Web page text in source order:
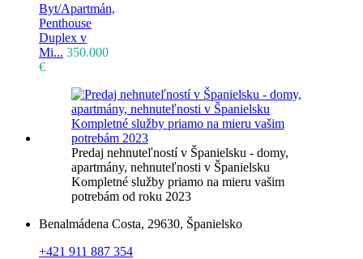
Byt/Apartmán,
Penthouse
Duplex v
Mi... 350.000
€
Predaj nehnuteľností v Španielsku - domy,
apartmány, nehnuteľnosti v Španielsku
Kompletné služby priamo na mieru vašim
potrebám od roku 2023
Benalmádena Costa, 29630, Španielsko
+421 911 887 354